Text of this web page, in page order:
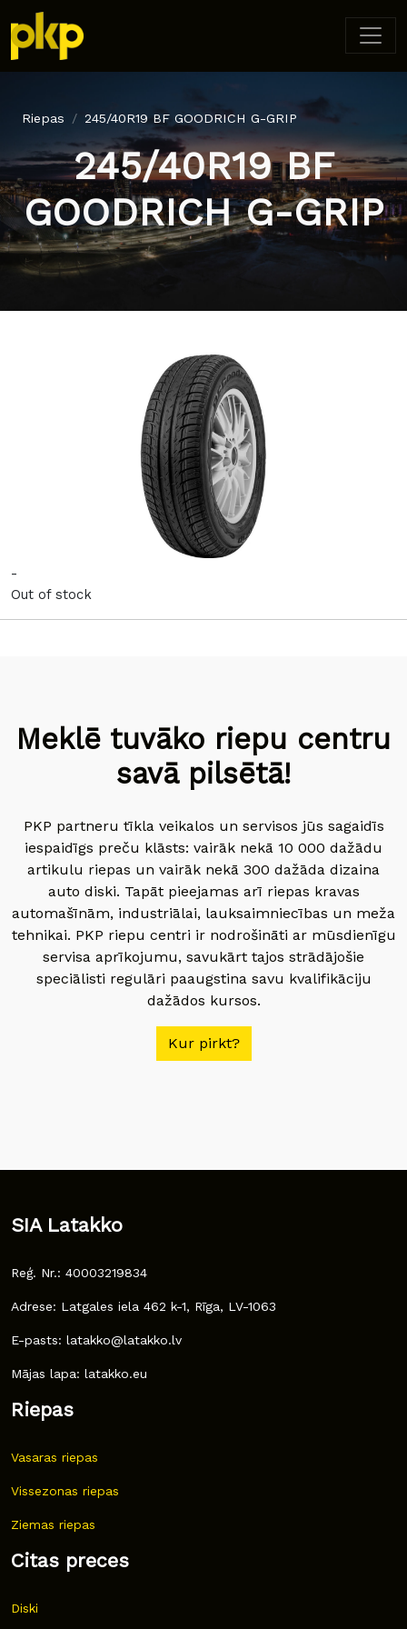
Riepas 245/40R19 BF GOODRICH G-GRIP
245/40R19 BF
GOODRICH G-GRIP
-
Out of stock
Meklē tuvāko riepu centru
savā pilsētā!
PKP partneru tīkla veikalos un servisos jūs sagaidīs
iespaidīgs preču klāsts: vairāk nekā 10 000 dažādu
artikulu riepas un vairāk nekā 300 dažāda dizaina
auto diski. Tapāt pieejamas arī riepas kravas
automašīnām, industriālai, lauksaimniecības un meža
tehnikai. PKP riepu centri ir nodrošināti ar mūsdienīgu
servisa aprīkojumu, savukārt tajos strādājošie
speciālisti regulāri paaugstina savu kvalifikāciju
dažādos kursos.
Kur pirkt?
SIA Latakko
Reģ. Nr.: 40003219834
Adrese: Latgales iela 462 k-1, Rīga, LV-1063
E-pasts: latakko@latakko.lv
Mājas lapa: latakko.eu
Riepas
Vasaras riepas
Vissezonas riepas
Ziemas riepas
Citas preces
Diski